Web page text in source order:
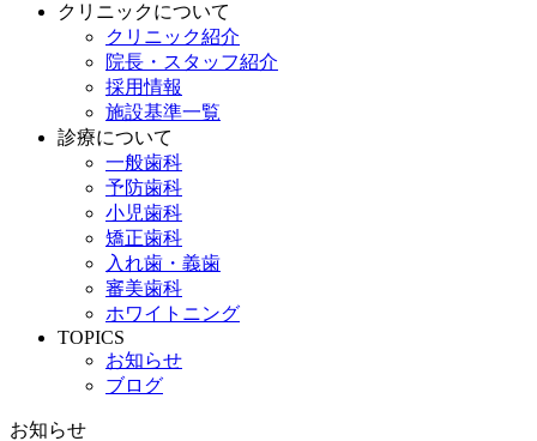
クリニックについて
クリニック紹介
院長・スタッフ紹介
採用情報
施設基準一覧
診療について
一般歯科
予防歯科
小児歯科
矯正歯科
入れ歯・義歯
審美歯科
ホワイトニング
TOPICS
お知らせ
ブログ
お知らせ